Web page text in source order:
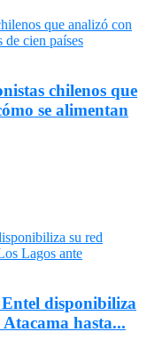
chilenos que
se alimentan
disponibiliza
hasta...